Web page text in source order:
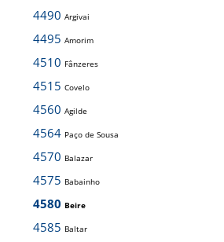
4490 Argivai
4495 Amorim
4510 Fânzeres
4515 Covelo
4560 Agilde
4564 Paço de Sousa
4570 Balazar
4575 Babainho
4580 Beire
4585 Baltar